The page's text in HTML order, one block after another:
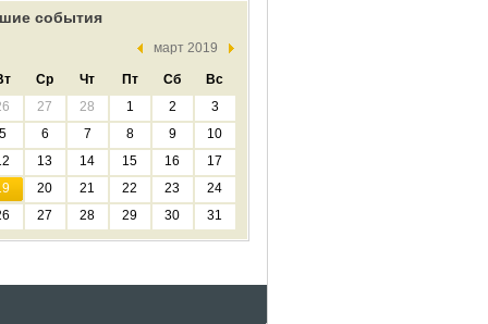
события
март 2019
Ср Чт Пт Сб
Вс
27 28 1 2
3
5 6 7 8 9
10
13 14 15 16
17
20 21 22 23
24
27 28 29 30 31